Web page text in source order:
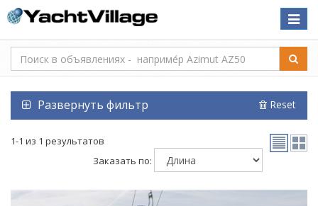
Toggle
Развернуть фильтр Reset
1-1 из 1 результатов
Заказать по: